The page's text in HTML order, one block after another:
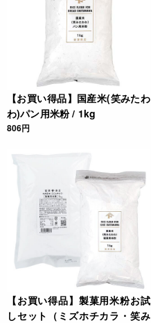
【お買い得品】国産米(笑みたわ
わ)パン用米粉 / 1kg
806円
【お買い得品】製菓用米粉お試
しセット（ミズホチカラ・笑み